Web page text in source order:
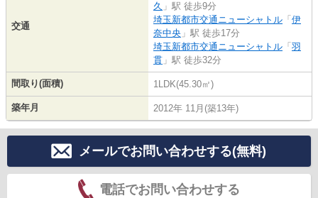
交通
久 」駅 徒歩9分
埼玉新都市交通ニューシャトル 「 伊
奈中央 」駅 徒歩17分
埼玉新都市交通ニューシャトル 「 羽
貫 」駅 徒歩32分
間取り(面積) 1LDK(45.30㎡)
築年月 2012年 11月(築13年)
メールでお問い合わせする(無料)
電話でお問い合わせする